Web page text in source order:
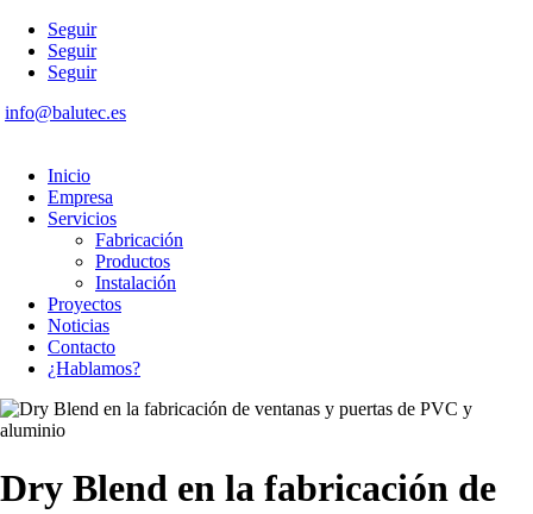
Seguir
Seguir
Seguir
info@balutec.es
Inicio
Empresa
Servicios
Fabricación
Productos
Instalación
Proyectos
Noticias
Contacto
¿Hablamos?
Dry Blend en la fabricación de